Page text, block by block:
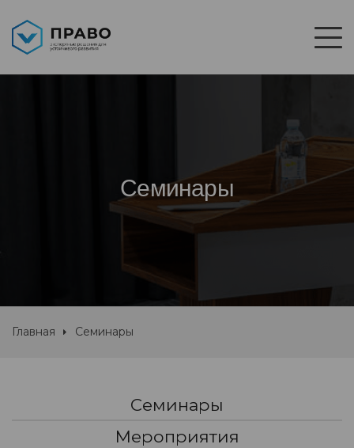
Семинары
Главная Семинары
Семинары
Мероприятия